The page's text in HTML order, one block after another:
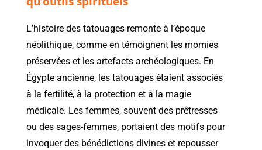
L’histoire des tatouages remonte à l’époque
néolithique, comme en témoignent les momies
préservées et les artefacts archéologiques. En
Égypte ancienne, les tatouages étaient associés
à la fertilité, à la protection et à la magie
médicale. Les femmes, souvent des prêtresses
ou des sages-femmes, portaient des motifs pour
invoquer des bénédictions divines et repousser